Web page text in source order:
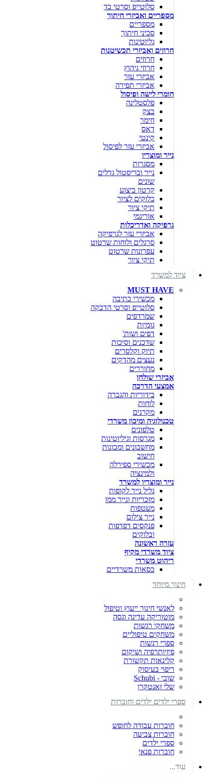
סלוטייפ וסרטי בד
מספריים ואביזרי חיתוך
מספריים
סכיני חיתוך
גליוטינות
חרוזים ואביזרי תכשיטנות
חרוזים
חרוזי גיהוץ
אביזרי עזר
אביזרי תפירה
חומרי לישה ופיסול
פלסטלינה
בצק
חימר
דאס
קינטי
אביזרי עזר לפיסול
נייר ומוצריו
מסגרות
נייר ובריסטול גדלים
שונים
קרטון ביצוע
בלוקים לציור
תיקי ציור
אוריגמי
גרפיקה ואדריכלות
אביזרי עזר לגרפיקה
סרגלים ולוחות שרטוט
עפרונות שרטוט
תיקי ציור
ציוד למשרד
MUST HAVE
מכשירי כתיבה
סלוטייפ וסרטי הדבקה
שמרדפים
גומיות
דפים ושות'
שדכנים וסיכות
תיוק וקלסרים
נעצים מהדקים
מחוררים
אביזרי שולחן
אמצעי הדרכה
בידוריות והגברה
לוחות
מקרנים
טכנולוגיה ומיכון משרדי
טלפונים
מגרסות וגיליוטינות
מחשבונים ומכונות
חישוב
מכשירי ספירלה
ולמינציה
נייר ומוצריו למשרד
גליל נייר לקופות
מזכריות ונייר ממו
מעטפות
נייר צילום
פנקסים דפדפות
ובלוקים
עזרה ראשונה
ציוד משרדי מקיף
ריהוט משרדי
כסאות משרדיים
חינוך מיוחד
לאנשי חינוך ייעוץ וטיפול
מוטוריקה עדינה וגסה
משחקי רגשות
משחקים טיפוליים
ספרי רגשות
פיזיותרפיה ושיקום
קלינאות תקשורת
ריפוי בעיסוק
שובי - Schubi
שלי זאנטקרן
ספרי ילדים ילדים וחוברות
חוברות עבודה לחופש
חוברות צביעה
ספרי ילדים
חוברות פנאי
עוד...